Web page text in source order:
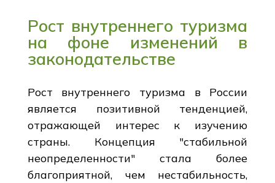
Рост внутреннего туризма
на фоне изменений в
законодательстве
Рост внутреннего туризма в России
является позитивной тенденцией,
отражающей интерес к изучению
страны. Концепция "стабильной
неопределенности" стала более
благоприятной, чем нестабильность,